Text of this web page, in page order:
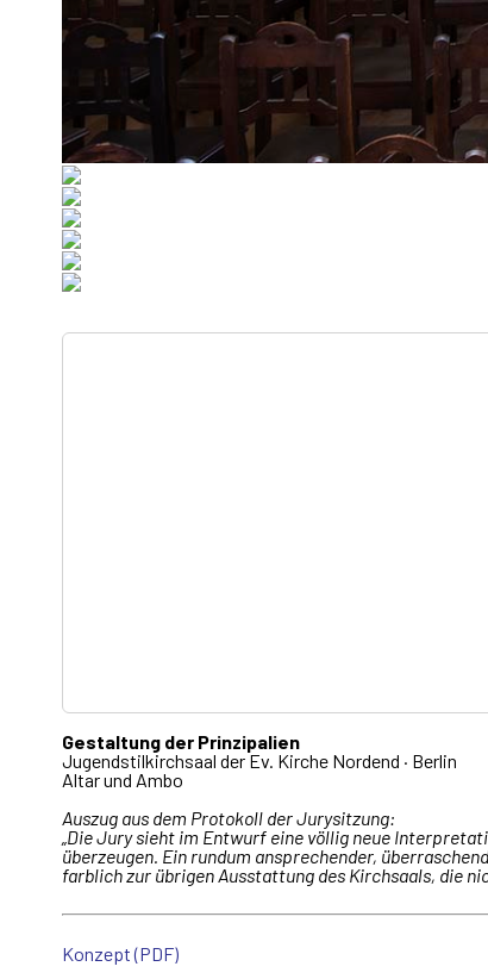
Gestaltung der Prinzipalien
Jugendstilkirchsaal der Ev. Kirche Nordend · Berlin
Altar und Ambo
Auszug aus dem Protokoll der Jurysitzung:
„Die Jury sieht im Entwurf eine völlig neue
überzeugen. Ein rundum ansprechender,
farblich zur übrigen Ausstattung des Kirchsaals, die
Konzept (PDF)